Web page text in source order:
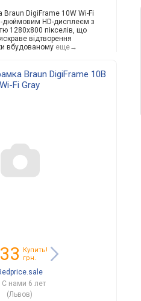
DigiFrame 10W Wi-Fi
дюймовим HD-дисплеєм з
1280x800 пікселів, що
відтворення
вбудованомуеще→
Braun DigiFrame 10B
Wi-Fi Gray
Купить!
грн.
С нами 6 лет
(Львов)